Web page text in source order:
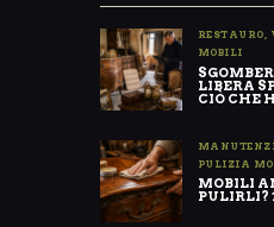
RESTAURO,
MOBILI
LIBERA
CIÒ CHE
PULIZIA
MOBILI
PULIRLI?